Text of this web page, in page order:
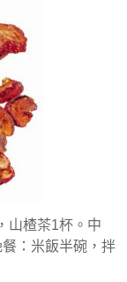
山楂茶1杯。中
：米飯半碗，拌